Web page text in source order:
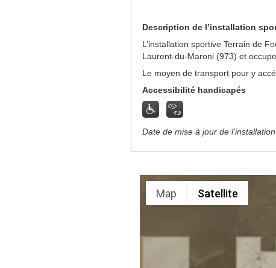
Description de l’installation
L’installation sportive Terrain de
Laurent-du-Maroni (973) et
Le moyen de transport pour y
Accessibilité handicapés
Date de mise à jour de
Map Satellite